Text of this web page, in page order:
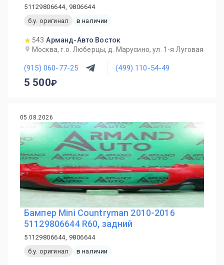
51129806644, 9806644
б.у. оригинал
в наличии
543 Арманд-Авто Восток
Москва, г.о. Люберцы, д. Марусино, ул. 1-я Луговая
(915) 060-77-25 (499) 110-54-49
5 500
05.08.2026
Бампер Mini Countryman 2010-2016
51129806644 R60, задний
51129806644, 9806644
б.у. оригинал
в наличии